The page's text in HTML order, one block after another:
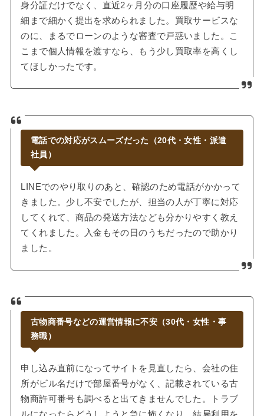
身分証だけでなく、直近2ヶ月分の口座履歴や給与明
細まで細かく提出を求められました。買取サービスな
のに、まるでローンのような審査で戸惑いました。こ
こまで個人情報を渡すなら、もう少し買取率を高くし
てほしかったです。
電話での対応がスムーズだった（20代・女性・派遣
社員）
LINEでのやり取りのあと、確認のため電話がかかって
きました。少し不安でしたが、担当の人が丁寧に対応
してくれて、商品の発送方法なども分かりやすく教え
てくれました。入金もその日のうちだったので助かり
ました。
古物商番号などの運営情報に不安（30代・女性・事
務職）
申し込み直前になってサイトを見直したら、会社の住
所がビル名だけで部屋番号がなく、記載されている古
物商許可番号も調べると出てきませんでした。トラブ